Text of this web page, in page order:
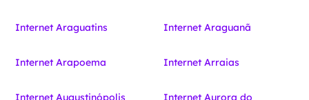
Internet Araguatins Internet Araguanã
Internet Arapoema Internet Arraias
Internet Augustinópolis
Internet Aurora do